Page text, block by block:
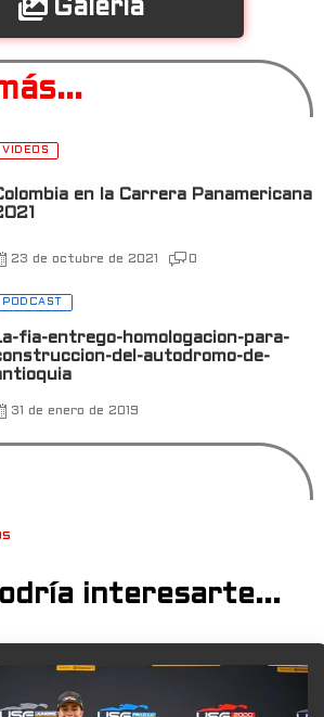
Galeria
VIDEOS
en la Carrera Panamericana
23 de octubre de 2021 0
PODCAST
fia-entrego-homologacion-para-
del-autodromo-de-
31 de enero de 2019
interesarte...